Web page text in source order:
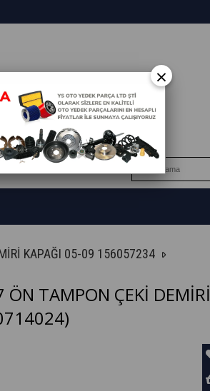
KAPAĞI 05-09 156057234
ÖN TAMPON ÇEKİ
×